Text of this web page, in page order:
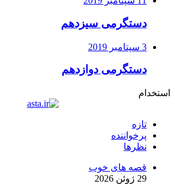
دستگرمی سیزدهم
3 سپتامبر 2019
دستگرمی دوازدهم
استخدام
تازه
پرخواننده
نظرها
قصه های خوب
29 ژوئن 2026